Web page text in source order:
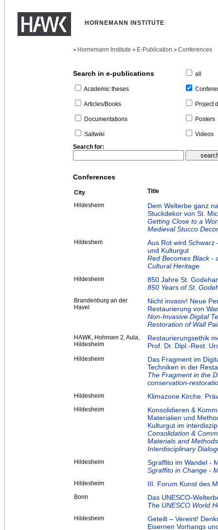
HORNEMANN INSTITUTE
> Hornemann Institute > E-Publication > Conferences
Search in e-publications
Academic theses
Articles/Books
Documentations
Saltwiki
all
Project
Posters
Videos
Search for:
Conferences
City Title
Hildesheim
Dem Welterbe ganz
Stuckdekor von St.
Getting Close to a
Medieval Stucco
Hildeshem
Aus Rot wird
und Kulturgut
Red Becomes Black -
Cultural Heritage
Hildesheim
850 Jahre St.
850 Years of St.
Brandenburg an der
Havel
Nicht invasiv! Neue
Restaurierung von
Non-Invasive Digital
Restoration of Wall
HAWK, Hohnsen 2, Aula,
Hildesheim
Restaurierungsethik
Prof. Dr. Dipl.-Rest.
Hildesheim
Das Fragment im
Techniken in der
The Fragment in the
conservation-
Hildesheim Klimazone Kirche.
Hildesheim
Konsolidieren &
Materialien und
Kulturgut im
Consolidation &
Materials and
Interdisciplinary
Hildesheim
Sgraffito im Wandel -
Sgraffito in Change -
Hildesheim III. Forum Kunst des
Bonn
Das UNESCO-
The UNESCO World
Hildesheim
Geteilt – Vereint!
Eisernen Vorhangs